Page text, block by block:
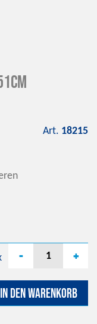
Art. 18215
- +
In den Warenkorb